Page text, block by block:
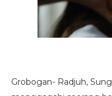
Grobogan- Radjuh,